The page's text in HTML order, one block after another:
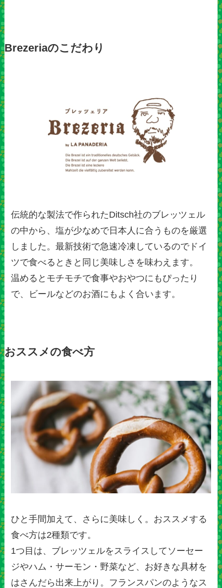
Brezeriaのこだわり
伝統的な製法で作られたDitsch社のブレッツェル
の中から、塩が少なめで日本人に合うものを厳選
しました。最新技術で急速冷凍しているのでドイ
ツで食べるときと同じ美味しさを味わえます。
温めるとモチモチで食事やおやつにもぴったり
で、ビールなどのお酒にもよく合います。
おススメの食べ方
ひと手間加えて、さらに美味しく。おススメする
食べ方は2種類です。
1つ目は、ブレッツェルをスライスしてソーセー
ジやハム・サーモン・野菜など、お好きな具材を
はさんだら出来上がり。フランスパンのようなス